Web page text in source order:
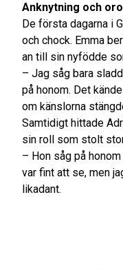
Anknytning och oro
De första dagarna i
och chock. Emma
an till sin nyfödde
– Jag såg bara
på honom. Det
om känslorna
Samtidigt hittade
sin roll som stolt
– Hon såg på
var fint att se, men
likadant.